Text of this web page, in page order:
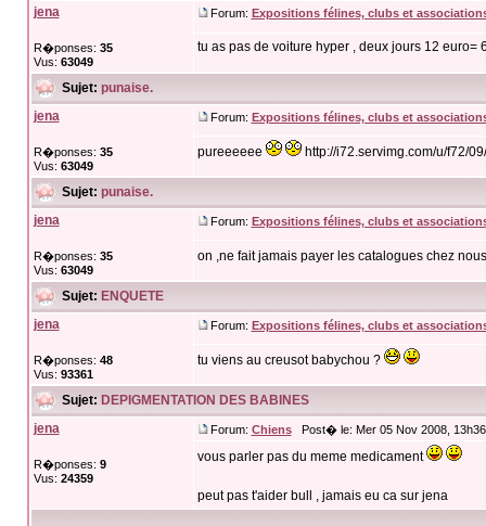
jena
R�ponses: 35
Vus: 63049
Forum: Expositions félines, clubs et
tu as pas de voiture hyper , deux jours 12 euro=
Sujet: punaise.
jena
R�ponses: 35
Vus: 63049
Forum: Expositions félines, clubs et
pureeeeee http://i72.servimg.com/u/f72/
Sujet: punaise.
jena
R�ponses: 35
Vus: 63049
Forum: Expositions félines, clubs et
on ,ne fait jamais payer les catalogues chez
Sujet: ENQUETE
jena
R�ponses: 48
Vus: 93361
Forum: Expositions félines, clubs et
tu viens au creusot babychou ?
Sujet: DEPIGMENTATION DES BABINES
jena
R�ponses: 9
Vus: 24359
Forum: ChiensPost� le: Mer 05 Nov 2008,
vous parler pas du meme medicament
peut pas t'aider bull , jamais eu ca sur jena